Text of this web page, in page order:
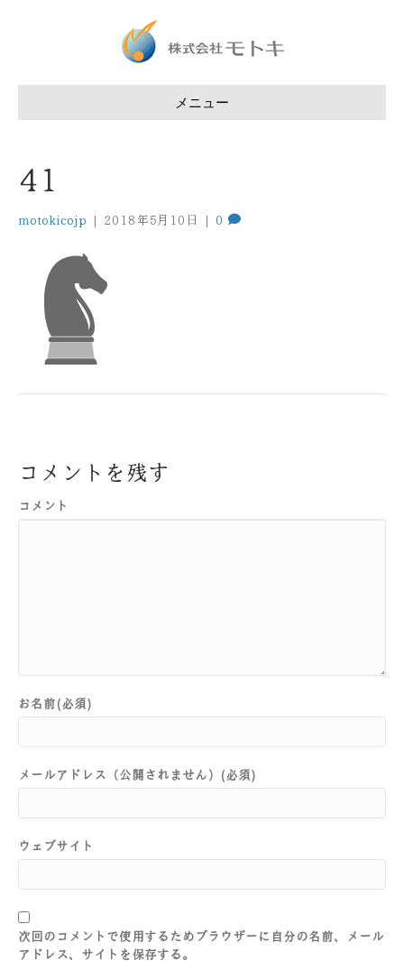
メニュー
41
motokicojp | 2018年5月10日 | 0
コメントを残す
コメント
お名前(必須)
メールアドレス（公開されません）(必須)
ウェブサイト
次回のコメントで使用するためブラウザーに自分の名前、メール
アドレス、サイトを保存する。